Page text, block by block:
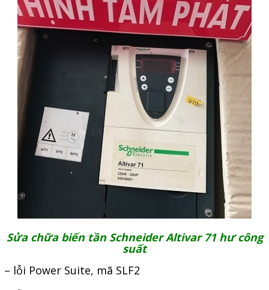
Sửa chữa biến tần Schneider Altivar 71 hư công
suất
– lỗi Power Suite, mã SLF2
Liên hệ
Đóng
TRÊN MẠNG XÃ HỘI
Facebook
Google